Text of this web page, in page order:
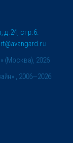
(Москва), 2026
д.24, стр.6.
, 2006—2026